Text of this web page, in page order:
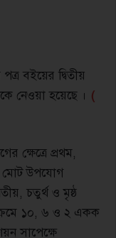
বইয়ের দ্বিতীয়
নেওয়া হয়েছে । (
ক্ষেত্রে প্রথম,
মােট উপযোগ
চতুর্থ ও মৃষ্ঠ
১০, ৬ ও ২ একক
সাপেক্ষে